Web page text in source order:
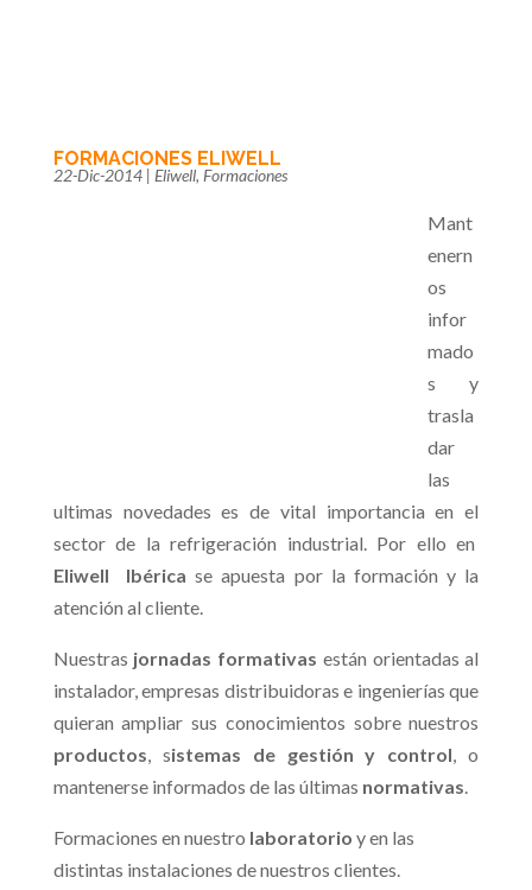
FORMACIONES ELIWELL
22-Dic-2014| Eliwell, Formaciones
Mant
enern
os
infor
mado
s y
trasla
dar
las
ultimas novedades es de vital importancia en el
sector de la refrigeración industrial. Por ello en
Eliwell Ibéricase apuesta por la formación y la
atención al cliente.
Nuestras jornadas formativas están orientadas al
instalador, empresas distribuidoras e ingenierías que
quieran ampliar sus conocimientos sobre nuestros
productos, sistemas de gestión y control, o
mantenerse informados de las últimas normativas.
Formaciones en nuestro laboratorio y en las
distintas instalaciones de nuestros clientes.